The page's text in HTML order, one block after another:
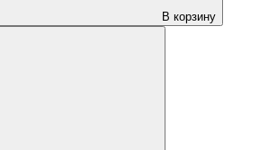
В корзину